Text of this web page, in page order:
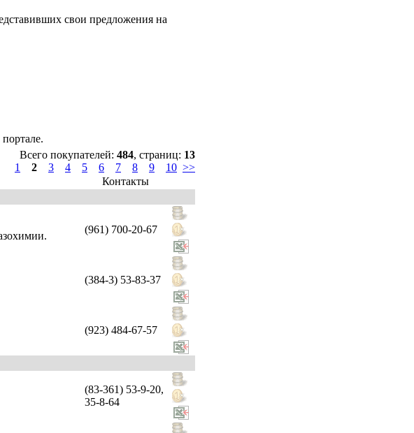
свои предложения на
Всего покупателей: 484, страниц: 13
1
2 3 4 5 6 7 8 9 10 >>
Контакты
(961) 700-20-67
(384-3) 53-83-37
(923) 484-67-57
(83-361) 53-9-20,
35-8-64